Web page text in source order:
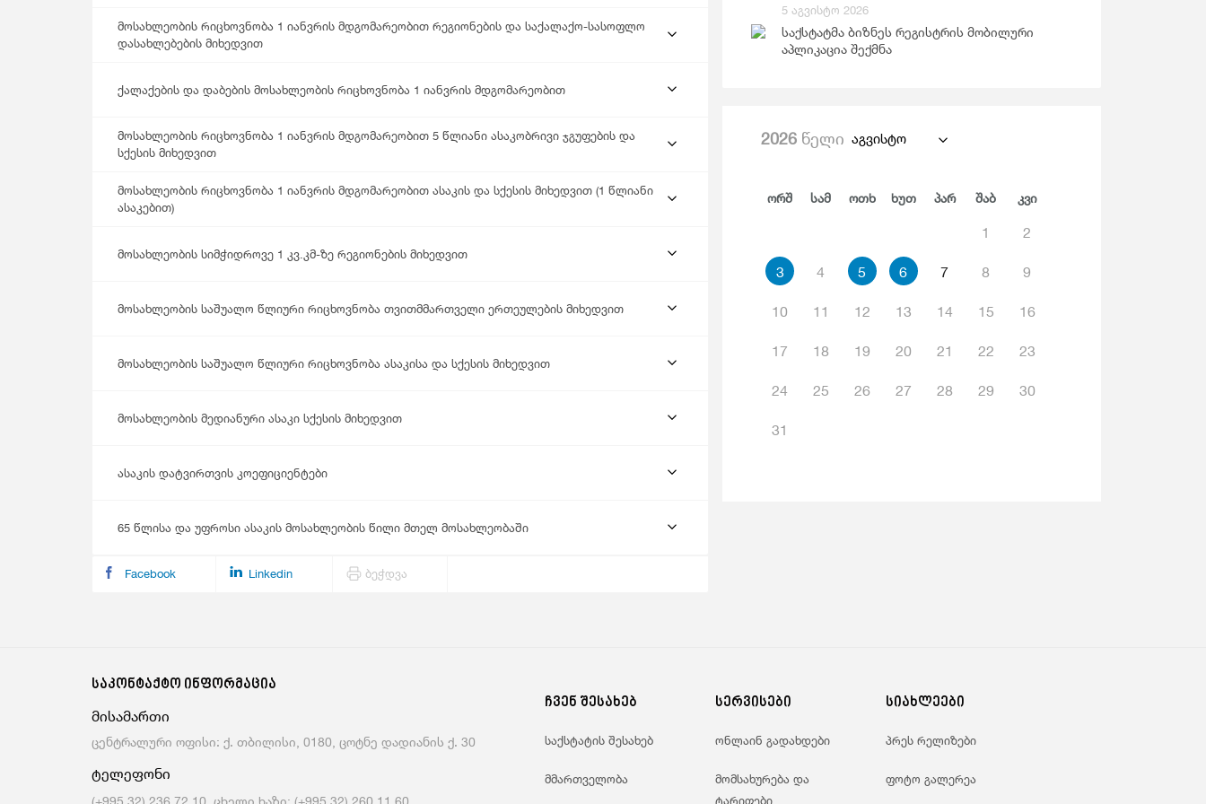
Ჯანდაცვა Და Სოციალური Უზრუნველყოფა
Მრავალინდიკატორული Კლასტერული
მოსახლეობის რიცხოვნობა 1 იანვრის მდგომარეობით რეგიონების და საქალაქო-სასოფლო
დასახლებების მიხედვით
ქალაქების და დაბების მოსახლეობის რიცხოვნობა 1 იანვრის მდგომარეობით
მოსახლეობის რიცხოვნობა 1 იანვრის მდგომარეობით 5 წლიანი ასაკობრივი ჯგუფების და
სქესის მიხედვით
მოსახლეობის რიცხოვნობა 1 იანვრის მდგომარეობით ასაკის და სქესის მიხედვით (1 წლიანი
ასაკებით)
მოსახლეობის სიმჭიდროვე 1 კვ.კმ-ზე რეგიონების მიხედვით
მოსახლეობის საშუალო წლიური რიცხოვნობა თვითმმართველი ერთეულების მიხედვით
მოსახლეობის საშუალო წლიური რიცხოვნობა ასაკისა და სქესის მიხედვით
მოსახლეობის მედიანური ასაკი სქესის მიხედვით
ასაკის დატვირთვის კოეფიციენტები
65 წლისა და უფროსი ასაკის მოსახლეობის წილი მთელ მოსახლეობაში
Facebook Linkedin ბეჭდვა
5 აგვისტო 2026
საქსტატმა ბიზნეს რეგისტრის მობილური
აპლიკაცია შექმნა
2026წელი აგვისტო
Ორშ Სამ Ოთხ Ხუთ Პარ Შაბ Კვი
1 2
3 4 5 6 7 8 9
10 11 12 13 14 15 16
17 18 19 20 21 22 23
24 25 26 27 28 29 30
31
საკონტაქტო ინფორმაცია
მისამართი
ცენტრალური ოფისი: ქ. თბილისი, 0180, ცოტნე დადიანის ქ. 30
ტელეფონი
(+995 32) 236 72 10, ცხელი ხაზი: (+995 32) 260 11 60
ჩვენ შესახებ
საქსტატის შესახებ
მმართველობა
სერვისები
ონლაინ გადახდები
მომსახურება და
ტარიფები
სიახლეები
პრეს რელიზები
ფოტო გალერეა